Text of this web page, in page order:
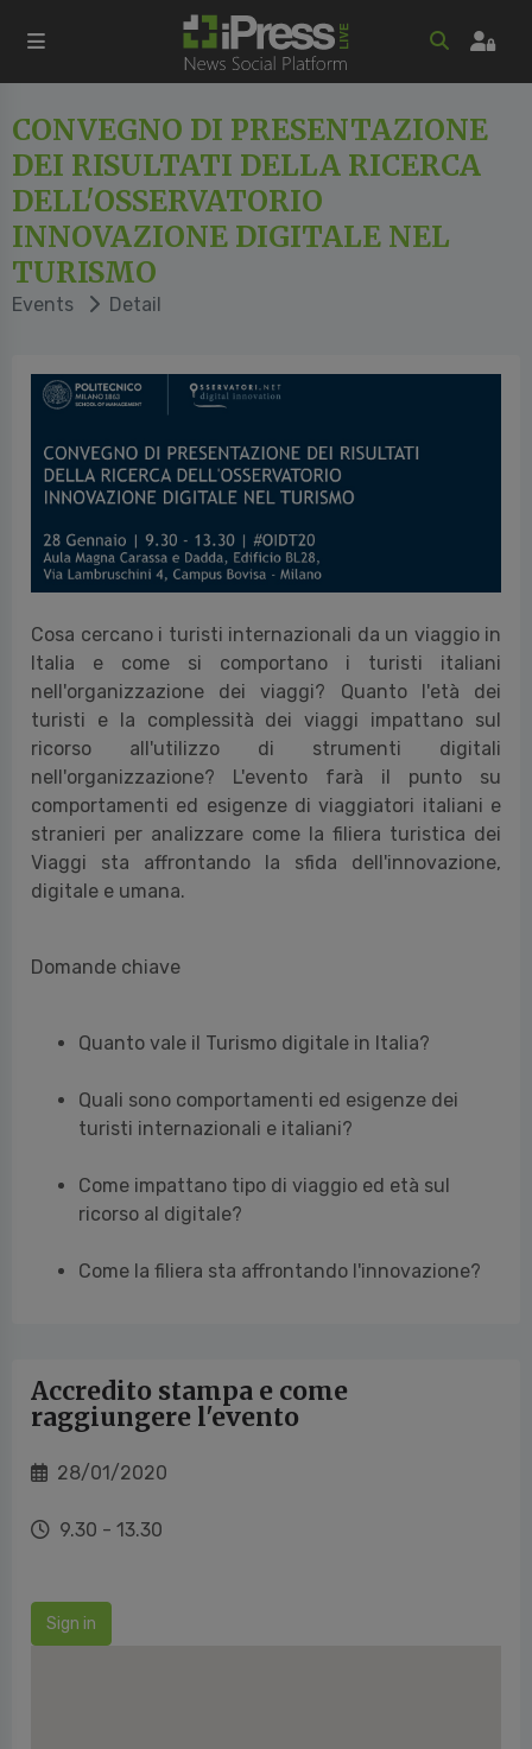
CONVEGNO DI PRESENTAZIONE
DEI RISULTATI DELLA RICERCA
DELL'OSSERVATORIO
INNOVAZIONE DIGITALE NEL
TURISMO
Events Detail
Cosa cercano i turisti internazionali da un viaggio in
Italia e come si comportano i turisti italiani
nell'organizzazione dei viaggi? Quanto l'età dei
turisti e la complessità dei viaggi impattano sul
ricorso all'utilizzo di strumenti digitali
nell'organizzazione? L'evento farà il punto su
comportamenti ed esigenze di viaggiatori italiani e
stranieri per analizzare come la filiera turistica dei
Viaggi sta affrontando la sfida dell'innovazione,
digitale e umana.
Domande chiave
Quanto vale il Turismo digitale in Italia?
Quali sono comportamenti ed esigenze dei
turisti internazionali e italiani?
Come impattano tipo di viaggio ed età sul
ricorso al digitale?
Come la filiera sta affrontando l'innovazione?
Accredito stampa e come
raggiungere l'evento
28/01/2020
9.30 - 13.30
Sign in